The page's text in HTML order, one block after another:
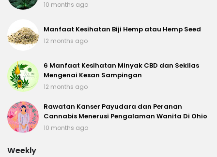
10 months ago
Manfaat Kesihatan Biji Hemp atau Hemp Seed
12 months ago
6 Manfaat Kesihatan Minyak CBD dan Sekilas
Mengenai Kesan Sampingan
12 months ago
Rawatan Kanser Payudara dan Peranan
Cannabis Menerusi Pengalaman Wanita Di Ohio
10 months ago
Weekly